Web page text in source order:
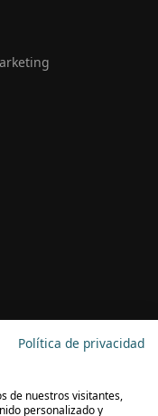
Política de privacidad
de nuestros visitantes,
personalizado y